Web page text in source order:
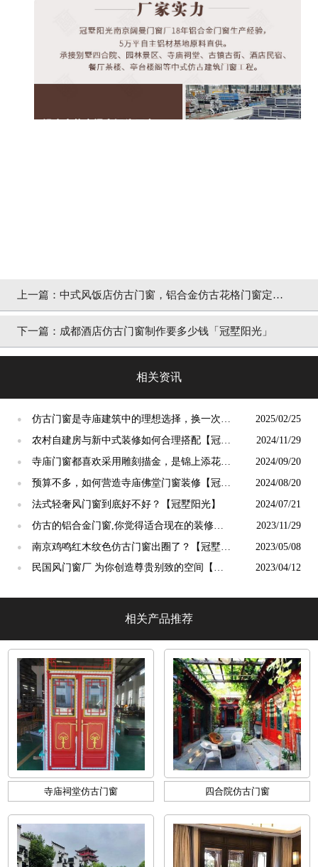
上一篇： 中式风饭店仿古门窗，铝合金仿古花格门窗定制
「冠墅阳光」
下一篇： 成都酒店仿古门窗制作要多少钱「冠墅阳光」
相关资讯
●
仿古门窗是寺庙建筑中的理想选择，换一次用
终生【冠墅阳光】
2025/02/25
●
农村自建房与新中式装修如何合理搭配【冠墅
阳光】
2024/11/29
●
寺庙门窗都喜欢采用雕刻描金，是锦上添花
吗？【冠墅阳光】
2024/09/20
●
预算不多，如何营造寺庙佛堂门窗装修【冠墅
阳光】
2024/08/20
● 法式轻奢风门窗到底好不好？【冠墅阳光】 2024/07/21
●
仿古的铝合金门窗,你觉得适合现在的装修吗?
【冠墅阳光】
2023/11/29
●
南京鸡鸣红木纹色仿古门窗出圈了？【冠墅阳
光】
2023/05/08
●
民国风门窗厂 为你创造尊贵别致的空间【冠
2023/04/12
相关产品推荐
寺庙祠堂仿古门窗 四合院仿古门窗